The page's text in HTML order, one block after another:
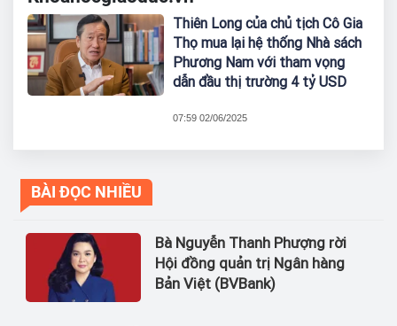
Thiên Long của chủ tịch Cô Gia
Thọ mua lại hệ thống Nhà sách
Phương Nam với tham vọng
dẫn đầu thị trường 4 tỷ USD
07:59 02/06/2025
BÀI ĐỌC NHIỀU
Bà Nguyễn Thanh Phượng rời
Hội đồng quản trị Ngân hàng
Bản Việt (BVBank)